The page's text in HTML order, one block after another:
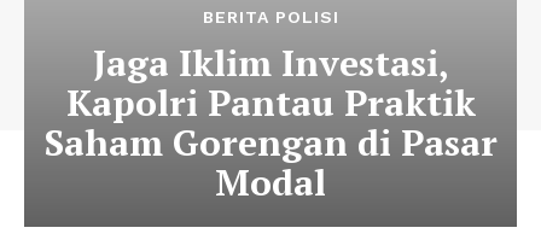
BERITA POLISI
Jaga Iklim Investasi,
Kapolri Pantau Praktik
Saham Gorengan di Pasar
Modal